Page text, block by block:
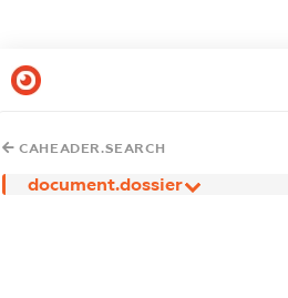
CAHEADER.SEARCH
document.dossier